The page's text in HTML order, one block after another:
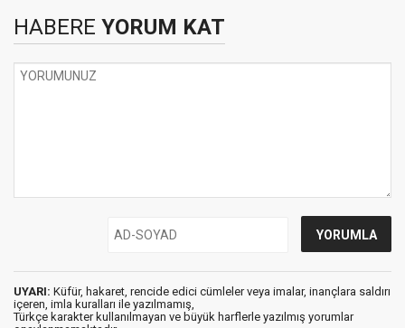
HABERE YORUM KAT
UYARI: Küfür, hakaret, rencide edici cümleler veya imalar, inançlara saldırı
içeren, imla kuralları ile yazılmamış,
Türkçe karakter kullanılmayan ve büyük harflerle yazılmış yorumlar